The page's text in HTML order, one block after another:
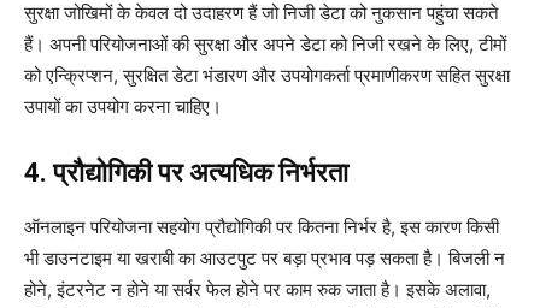
सुरक्षा जोखिमों के केवल दो उदाहरण हैं जो निजी डेटा को नुकसान पहुंचा सकते
हैं। अपनी परियोजनाओं की सुरक्षा और अपने डेटा को निजी रखने के लिए, टीमों
को एन्क्रिप्शन, सुरक्षित डेटा भंडारण और उपयोगकर्ता प्रमाणीकरण सहित सुरक्षा
उपायों का उपयोग करना चाहिए।
4. प्रौद्योगिकी पर अत्यधिक निर्भरता
ऑनलाइन परियोजना सहयोग प्रौद्योगिकी पर कितना निर्भर है, इस कारण किसी
भी डाउनटाइम या खराबी का आउटपुट पर बड़ा प्रभाव पड़ सकता है। बिजली न
होने, इंटरनेट न होने या सर्वर फेल होने पर काम रुक जाता है। इसके अलावा,